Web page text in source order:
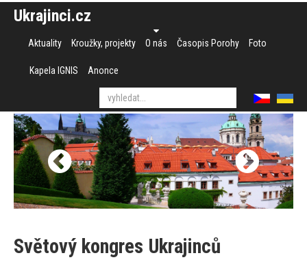
Ukrajinci.cz
Aktuality Kroužky, projekty O nás Časopis Porohy Foto
Kapela IGNIS Anonce
Světový kongres Ukrajinců